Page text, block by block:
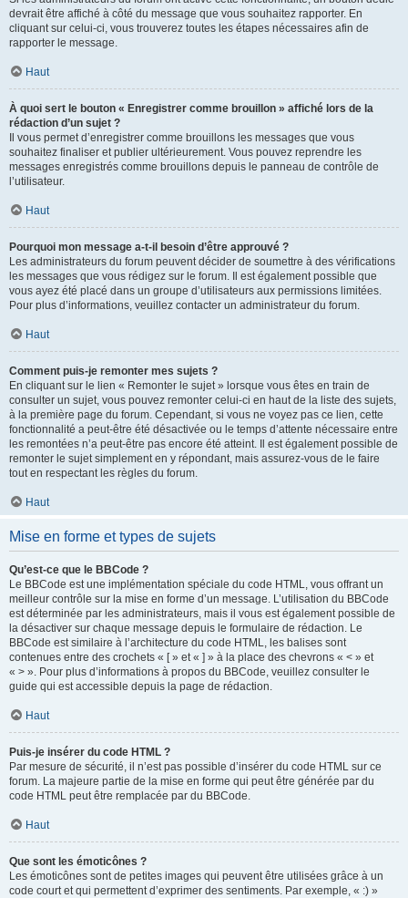
devrait être affiché à côté du message que vous souhaitez rapporter. En
cliquant sur celui-ci, vous trouverez toutes les étapes nécessaires afin de
rapporter le message.
Haut
À quoi sert le bouton « Enregistrer comme brouillon » affiché lors de la
rédaction d’un sujet ?
Il vous permet d’enregistrer comme brouillons les messages que vous
souhaitez finaliser et publier ultérieurement. Vous pouvez reprendre les
messages enregistrés comme brouillons depuis le panneau de contrôle de
l’utilisateur.
Haut
Pourquoi mon message a-t-il besoin d’être approuvé ?
Les administrateurs du forum peuvent décider de soumettre à des vérifications
les messages que vous rédigez sur le forum. Il est également possible que
vous ayez été placé dans un groupe d’utilisateurs aux permissions limitées.
Pour plus d’informations, veuillez contacter un administrateur du forum.
Haut
Comment puis-je remonter mes sujets ?
En cliquant sur le lien « Remonter le sujet » lorsque vous êtes en train de
consulter un sujet, vous pouvez remonter celui-ci en haut de la liste des sujets,
à la première page du forum. Cependant, si vous ne voyez pas ce lien, cette
fonctionnalité a peut-être été désactivée ou le temps d’attente nécessaire entre
les remontées n’a peut-être pas encore été atteint. Il est également possible de
remonter le sujet simplement en y répondant, mais assurez-vous de le faire
tout en respectant les règles du forum.
Haut
Mise en forme et types de sujets
Qu’est-ce que le BBCode ?
Le BBCode est une implémentation spéciale du code HTML, vous offrant un
meilleur contrôle sur la mise en forme d’un message. L’utilisation du BBCode
est déterminée par les administrateurs, mais il vous est également possible de
la désactiver sur chaque message depuis le formulaire de rédaction. Le
BBCode est similaire à l’architecture du code HTML, les balises sont
contenues entre des crochets « [ » et « ] » à la place des chevrons « < » et
« > ». Pour plus d’informations à propos du BBCode, veuillez consulter le
guide qui est accessible depuis la page de rédaction.
Haut
Puis-je insérer du code HTML ?
Par mesure de sécurité, il n’est pas possible d’insérer du code HTML sur ce
forum. La majeure partie de la mise en forme qui peut être générée par du
code HTML peut être remplacée par du BBCode.
Haut
Que sont les émoticônes ?
Les émoticônes sont de petites images qui peuvent être utilisées grâce à un
code court et qui permettent d’exprimer des sentiments. Par exemple, « :) »